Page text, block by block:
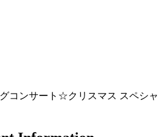
コンサート☆クリスマス スペシャ